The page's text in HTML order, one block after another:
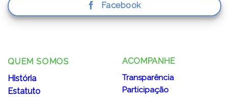
Facebook
QUEM SOMOS
História
Estatuto
ACOMPANHE
Transparência
Participação